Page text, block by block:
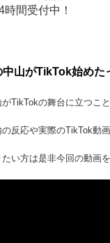
間受付中！
中山がTikTok始めた
TikTokの舞台に立つこ
反応や実際のTikTok動
い方は是非今回の動画